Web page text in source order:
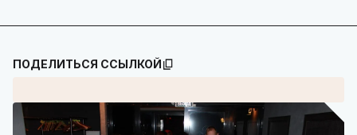
ПОДЕЛИТЬСЯ ССЫЛКОЙ